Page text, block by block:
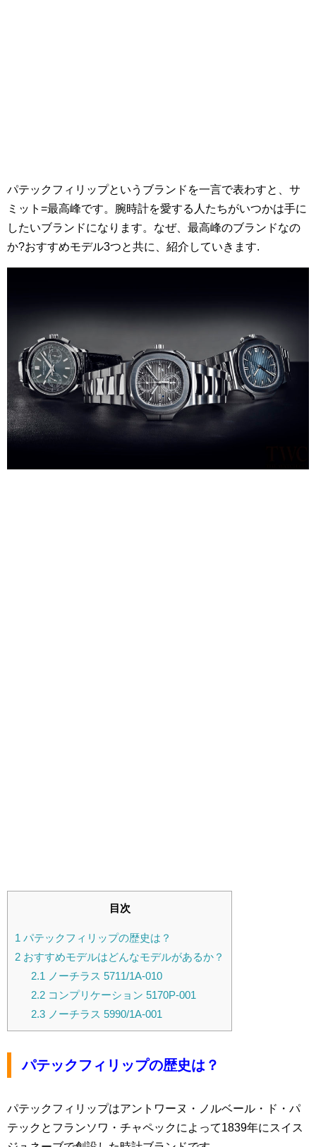
パテックフィリップというブランドを一言で表わすと、サ
ミット=最高峰です。腕時計を愛する人たちがいつかは手に
したいブランドになります。なぜ、最高峰のブランドなの
か?おすすめモデル3つと共に、紹介していきます.
目次
1 パテックフィリップの歴史は？
2 おすすめモデルはどんなモデルがあるか？
2.1 ノーチラス 5711/1A-010
2.2コンプリケーション 5170P-001
2.3ノーチラス 5990/1A-001
パテックフィリップの歴史は？
パテックフィリップはアントワーヌ・ノルベール・ド・パ
テックとフランソワ・チャペックによって1839年にスイス